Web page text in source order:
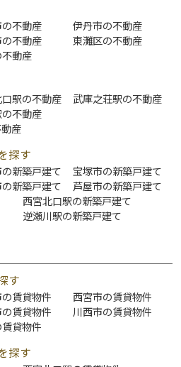
不動産
伊丹市の不動産
不動産
東灘区の不動産
動産
駅の不動産
武庫之荘駅の不動産
不動産
産
探す
新築戸建て
宝塚市の新築戸建て
新築戸建て
芦屋市の新築戸建て
西宮北口駅の新築戸建て
逆瀬川駅の新築戸建て
す
賃貸物件
西宮市の賃貸物件
賃貸物件
川西市の賃貸物件
貸物件
探す